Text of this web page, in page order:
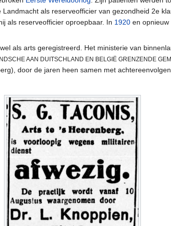
als reserveofficier van gezondheid 2e
als reserveofficier oproepbaar. In 1920 en opnieuw
als arts geregistreerd. Het ministerie van
AAN DUITSCHLAND EN BELGIË GRENZENDE
door de jaren heen samen met